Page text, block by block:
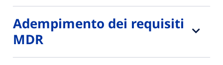
Adempimento dei requisiti
MDR